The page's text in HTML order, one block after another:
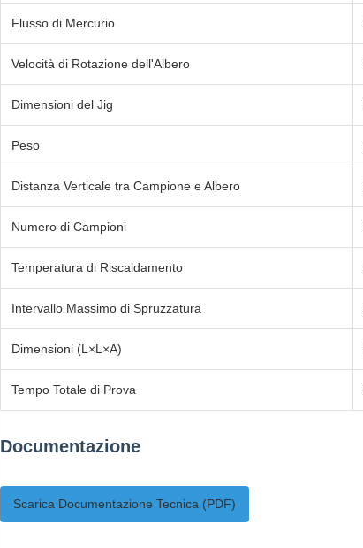
Flusso di Mercurio
Velocità di Rotazione dell'Albero
Dimensioni del Jig
Peso
Distanza Verticale tra Campione e Albero
Numero di Campioni
Temperatura di Riscaldamento
Intervallo Massimo di Spruzzatura
Dimensioni (L×L×A)
Tempo Totale di Prova
Documentazione
Scarica Documentazione Tecnica (PDF)